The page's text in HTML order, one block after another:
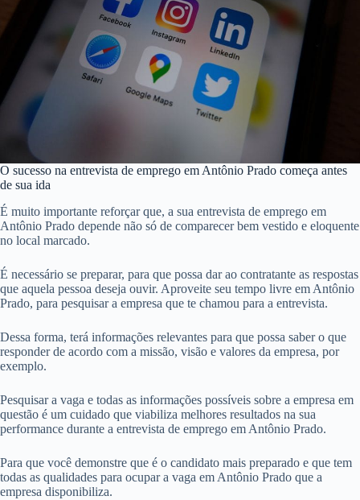
O sucesso na entrevista de emprego em Antônio Prado começa antes
de sua ida
É muito importante reforçar que, a sua entrevista de emprego em
Antônio Prado depende não só de comparecer bem vestido e eloquente
no local marcado.
É necessário se preparar, para que possa dar ao contratante as respostas
que aquela pessoa deseja ouvir. Aproveite seu tempo livre em Antônio
Prado, para pesquisar a empresa que te chamou para a entrevista.
Dessa forma, terá informações relevantes para que possa saber o que
responder de acordo com a missão, visão e valores da empresa, por
exemplo.
Pesquisar a vaga e todas as informações possíveis sobre a empresa em
questão é um cuidado que viabiliza melhores resultados na sua
performance durante a entrevista de emprego em Antônio Prado.
Para que você demonstre que é o candidato mais preparado e que tem
todas as qualidades para ocupar a vaga em Antônio Prado que a
empresa disponibiliza.